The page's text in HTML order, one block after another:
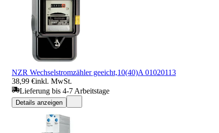
NZR Wechselstromzähler geeicht,10(40)A 01020113
38,99 €inkl. MwSt.
Lieferung bis 4-7 Arbeitstage
Details anzeigen